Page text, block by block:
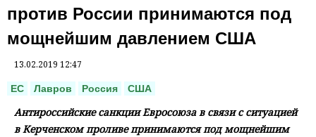
против России принимаются под
мощнейшим давлением США
13.02.2019 12:47
ЕС Лавров Россия США
Антироссийские санкции Евросоюза в связи с ситуацией
в Керченском проливе принимаются под мощнейшим